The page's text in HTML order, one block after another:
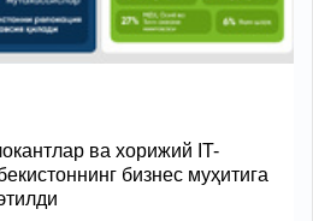
ва хорижий IT-
бизнес муҳитига